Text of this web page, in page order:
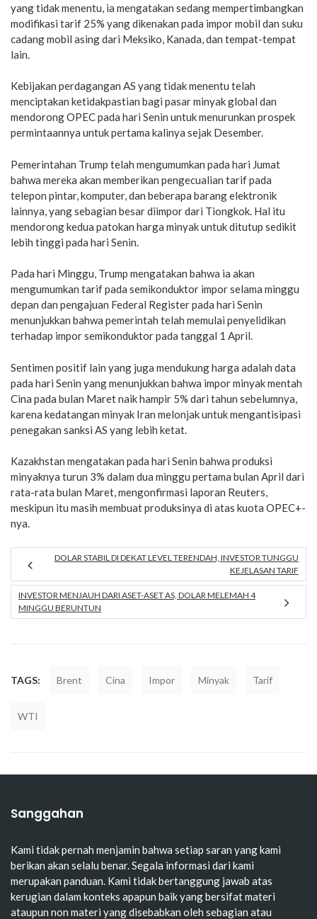
yang tidak menentu, ia mengatakan sedang mempertimbangkan
modifikasi tarif 25% yang dikenakan pada impor mobil dan suku
cadang mobil asing dari Meksiko, Kanada, dan tempat-tempat
lain.
Kebijakan perdagangan AS yang tidak menentu telah
menciptakan ketidakpastian bagi pasar minyak global dan
mendorong OPEC pada hari Senin untuk menurunkan prospek
permintaannya untuk pertama kalinya sejak Desember.
Pemerintahan Trump telah mengumumkan pada hari Jumat
bahwa mereka akan memberikan pengecualian tarif pada
telepon pintar, komputer, dan beberapa barang elektronik
lainnya, yang sebagian besar diimpor dari Tiongkok. Hal itu
mendorong kedua patokan harga minyak untuk ditutup sedikit
lebih tinggi pada hari Senin.
Pada hari Minggu, Trump mengatakan bahwa ia akan
mengumumkan tarif pada semikonduktor impor selama minggu
depan dan pengajuan Federal Register pada hari Senin
menunjukkan bahwa pemerintah telah memulai penyelidikan
terhadap impor semikonduktor pada tanggal 1 April.
Sentimen positif lain yang juga mendukung harga adalah data
pada hari Senin yang menunjukkan bahwa impor minyak mentah
Cina pada bulan Maret naik hampir 5% dari tahun sebelumnya,
karena kedatangan minyak Iran melonjak untuk mengantisipasi
penegakan sanksi AS yang lebih ketat.
Kazakhstan mengatakan pada hari Senin bahwa produksi
minyaknya turun 3% dalam dua minggu pertama bulan April dari
rata-rata bulan Maret, mengonfirmasi laporan Reuters,
meskipun itu masih membuat produksinya di atas kuota OPEC+-
nya.
DOLAR STABIL DI DEKAT LEVEL TERENDAH, INVESTOR TUNGGU
KEJELASAN TARIF
INVESTOR MENJAUH DARI ASET-ASET AS, DOLAR MELEMAH 4
MINGGU BERUNTUN
TAGS: Brent Cina Impor Minyak Tarif
WTI
Sanggahan
Kami tidak pernah menjamin bahwa setiap saran yang kami
berikan akan selalu benar. Segala informasi dari kami
merupakan panduan. Kami tidak bertanggung jawab atas
kerugian dalam konteks apapun baik yang bersifat materi
ataupun non materi yang disebabkan oleh sebagian atau